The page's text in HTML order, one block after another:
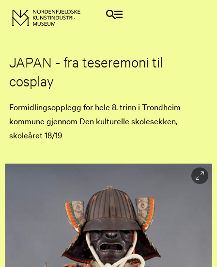
JAPAN - fra teseremoni til
cosplay
Formidlingsopplegg for hele 8. trinn i Trondheim
kommune gjennom Den kulturelle skolesekken,
skoleåret 18/19